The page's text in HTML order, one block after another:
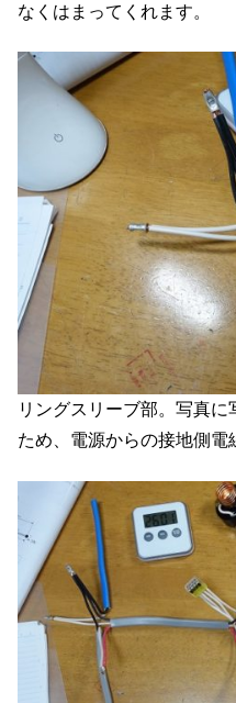
なくはまってくれます。
リングスリーブ部。写真
ため、電源からの接地側電